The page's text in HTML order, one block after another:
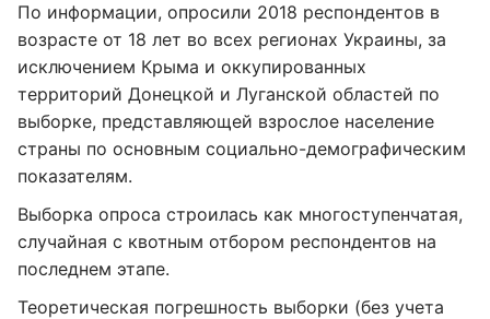
По информации, опросили 2018 респондентов в
возрасте от 18 лет во всех регионах Украины, за
исключением Крыма и оккупированных
территорий Донецкой и Луганской областей по
выборке, представляющей взрослое население
страны по основным социально-демографическим
показателям.
Выборка опроса строилась как многоступенчатая,
случайная с квотным отбором респондентов на
последнем этапе.
Теоретическая погрешность выборки (без учета